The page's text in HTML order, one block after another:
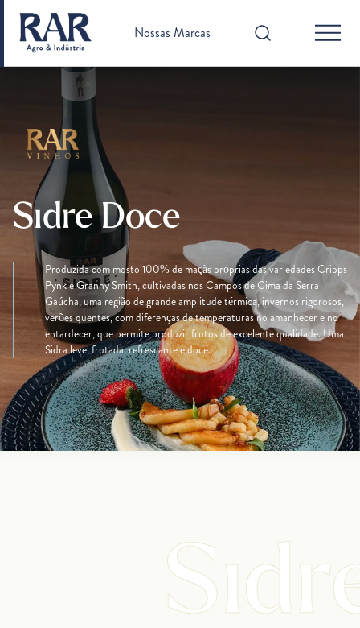
Nossas Marcas
Sidre Doce
Produzida com mosto 100% de maçãs próprias das variedades Cripps
Pynk e Granny Smith, cultivadas nos Campos de Cima da Serra
Gaúcha, uma região de grande amplitude térmica, invernos rigorosos,
verões quentes, com diferenças de temperaturas no amanhecer e no
entardecer, que permite produzir frutos de excelente qualidade. Uma
Sidra leve, frutada, refrescante e doce.